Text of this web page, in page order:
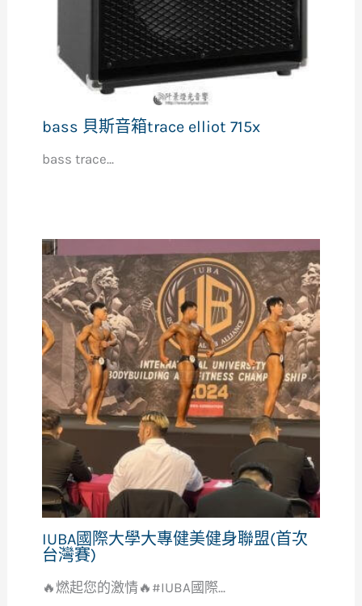
bass 貝斯音箱trace elliot 715x
bass trace...
IUBA國際大學大專健美健身聯盟(首次
台灣賽)
🔥燃起您的激情🔥#IUBA國際...